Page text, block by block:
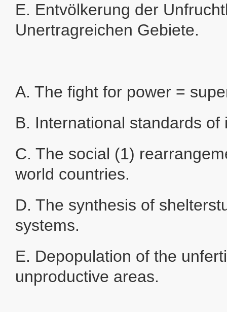
E. Entvölkerung der
Unertragreichen Gebiete.
A. The fight for power =
B. International standards of
C. The social (1)
world countries.
D. The synthesis of
systems.
E. Depopulation of the
unproductive areas.